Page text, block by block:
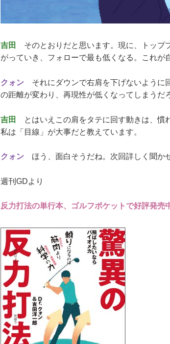
吉田
そのとおりだと思います。現に、トップ
がっていき、フォローで最も低くなる。これが
クォン それにダウンで右肩を下げないように
の距離が変わり、再現性が低くなってしまうだ
吉田
とはいえこの肩をタテに回す動きは、慣
私は「目線」が大事だと教えています。
クォン ほう、面白そうだね。次回詳しく聞か
週刊GDより
反力打法の単行本、ゴルフポケットで好評発売